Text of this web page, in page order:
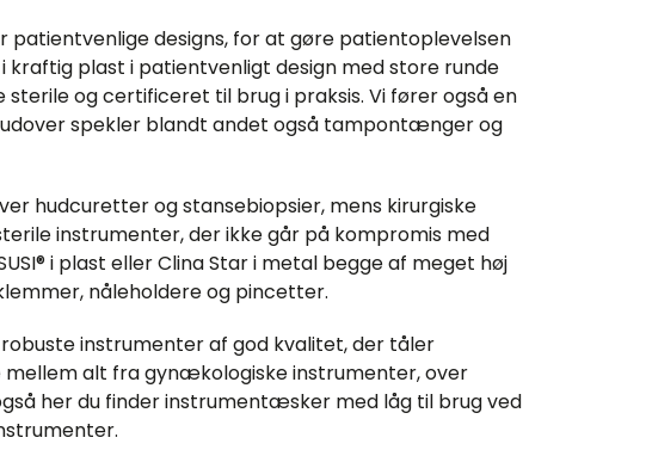
designs, for at gøre patientoplevelsen
kraftig plast i patientvenligt design med store runde
og certificeret til brug i praksis. Vi fører også en
udover spekler blandt andet også tampontænger og
hudcuretter og stansebiopsier, mens kirurgiske
instrumenter, der ikke går på kompromis med
i plast eller Clina Star i metal begge af meget høj
nåleholdere og pincetter.
instrumenter af god kvalitet, der tåler
mellem alt fra gynækologiske instrumenter, over
her du finder instrumentæsker med låg til brug ved